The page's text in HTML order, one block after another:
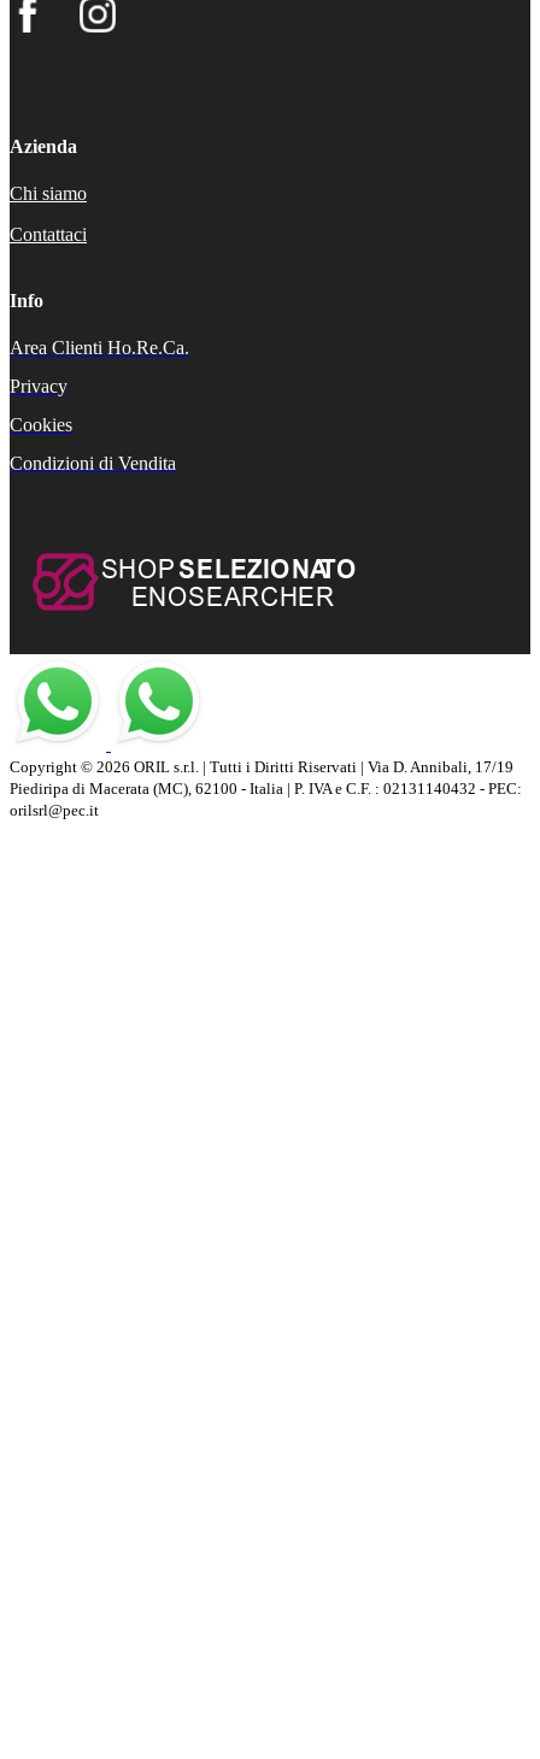
Azienda
Chi siamo
Contattaci
Info
Area Clienti Ho.Re.Ca.
Privacy
Cookies
Condizioni di Vendita
Copyright © 2026 ORIL s.r.l. | Tutti i Diritti Riservati | Via D. Annibali, 17/19
Piediripa di Macerata (MC), 62100 - Italia | P. IVA e C.F. : 02131140432 - PEC:
orilsrl@pec.it